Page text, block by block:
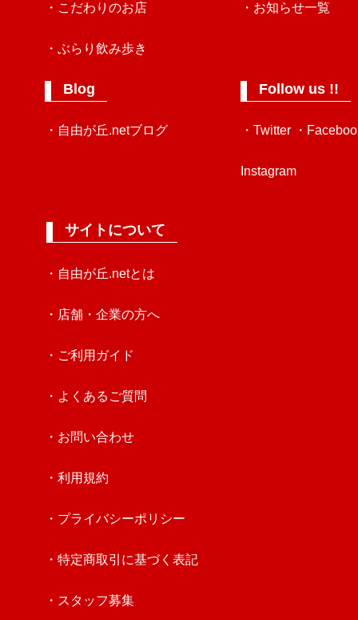
・こだわりのお店
・ぶらり飲み歩き
Blog
・自由が丘.netブログ
・お知らせ一覧
Follow us !!
・Twitter ・
Instagram
サイトについて
・自由が丘.netとは
・店舗・企業の方へ
・ご利用ガイド
・よくあるご質問
・お問い合わせ
・利用規約
・プライバシーポリシー
・特定商取引に基づく表記
・スタッフ募集